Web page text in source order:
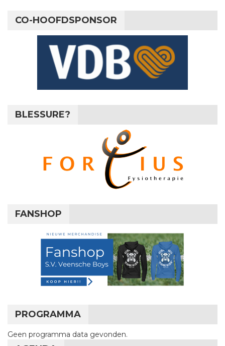
CO-HOOFDSPONSOR
BLESSURE?
FANSHOP
PROGRAMMA
Geen programma data gevonden.